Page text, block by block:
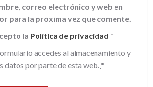
correo electrónico y web en
para la próxima vez que comente.
la Política de privacidad *
accedes al almacenamiento y
datos por parte de esta web. *